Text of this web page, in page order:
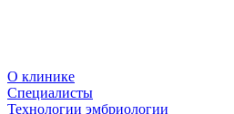
О клинике
Специалисты
Технологии эмбриологии